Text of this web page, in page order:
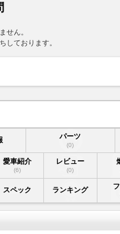
せん。
しております。
パーツ
(0)
愛車紹介
(6)
レビュー
(0)
スペック ランキング